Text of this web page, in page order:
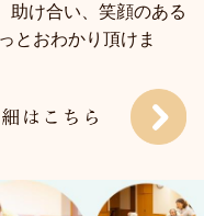
助け合い、笑顔のある
とおわかり頂けま